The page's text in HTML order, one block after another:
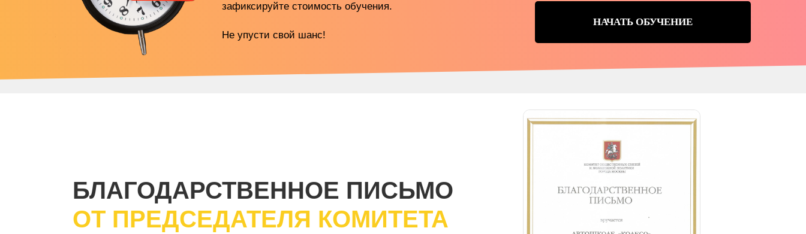
НАЧАТЬ ОБУЧЕНИЕ
зафиксируйте стоимость обучения.
Не упусти свой шанс!
БЛАГОДАРСТВЕННОЕ ПИСЬМО
ОТ ПРЕДСЕДАТЕЛЯ КОМИТЕТА